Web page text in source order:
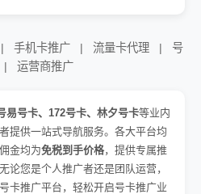
| 手机卡推广 | 流量卡代理 |
号
| 运营商推广
易号卡、172号卡、林夕号卡等业内
提供一站式导航服务。各大平台均
金均为免税到手价格，提供专属推
论您是个人推广者还是团队运营，
卡推广平台，轻松开启号卡推广业